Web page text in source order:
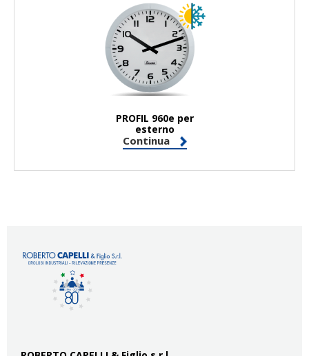
PROFIL 960e per
esterno
Continua